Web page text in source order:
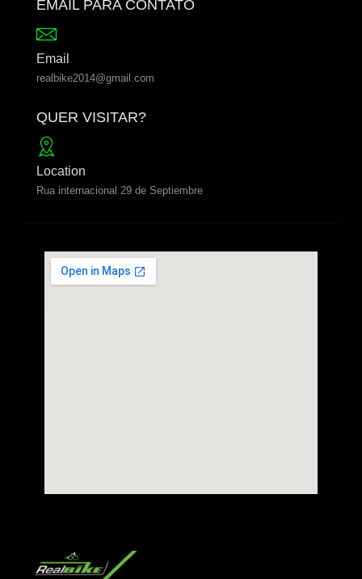
EMAIL PARA CONTATO
Email
realbike2014@gmail.com
QUER VISITAR?
Location
Rua internacional 29 de Septiembre